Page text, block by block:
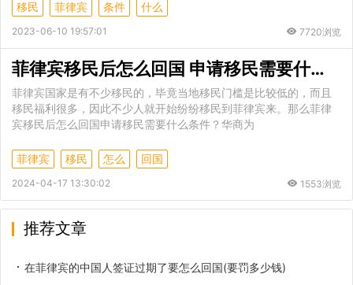
移民 菲律宾 条件 什么
2023-06-10 19:57:01 7720浏览
菲律宾移民后怎么回国 申请移民需要什么条件
菲律宾国家是有不少移民的，毕竟当地移民门槛是比较低的，而且
移民福利很多，因此不少人就开始纷纷移民到菲律宾来。那么菲律
宾移民后怎么回国申请移民需要什么条件？华商为
菲律宾 移民 怎么 回国
2024-04-17 13:30:02 1553浏览
推荐文章
在菲律宾的中国人签证过期了要怎么回国(要罚多少钱)